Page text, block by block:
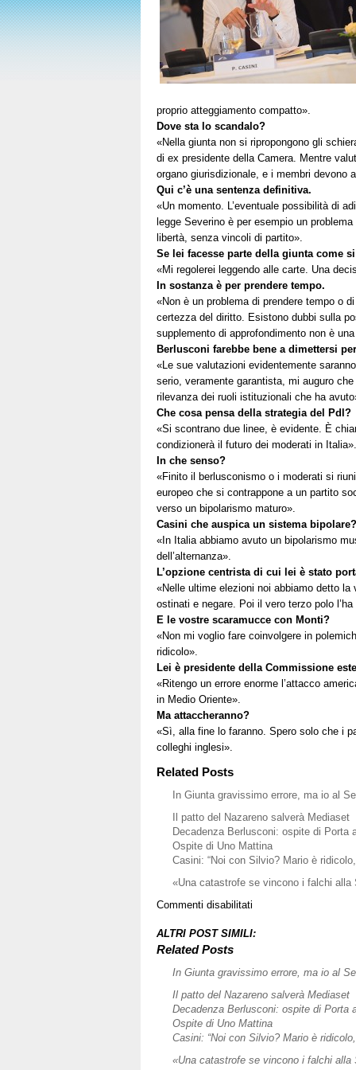
proprio atteggiamento compatto».
Dove sta lo scandalo?
«Nella giunta non si ripropongono gli
di ex presidente della Camera. Mentre
organo giurisdizionale, e i membri devono
Qui c’è una sentenza definitiva.
«Un momento. L’eventuale possibilità di
legge Severino è per esempio un
libertà, senza vincoli di partito».
Se lei facesse parte della giunta come
«Mi regolerei leggendo alle carte. Una
In sostanza è per prendere tempo.
«Non è un problema di prendere tempo o
certezza del diritto. Esistono dubbi sulla
supplemento di approfondimento non è
Berlusconi farebbe bene a dimettersi
«Le sue valutazioni evidentemente
serio, veramente garantista, mi auguro
rilevanza dei ruoli istituzionali che ha
Che cosa pensa della strategia del Pdl?
«Si scontrano due linee, è evidente. È
condizionerà il futuro dei moderati in Italia».
In che senso?
«Finito il berlusconismo o i moderati si
europeo che si contrappone a un partito
verso un bipolarismo maturo».
Casini che auspica un sistema bipolare?
«In Italia abbiamo avuto un bipolarismo
dell’alternanza».
L’opzione centrista di cui lei è stato
«Nelle ultime elezioni noi abbiamo detto
ostinati e negare. Poi il vero terzo polo
E le vostre scaramucce con Monti?
«Non mi voglio fare coinvolgere in
ridicolo».
Lei è presidente della Commissione
«Ritengo un errore enorme l’attacco
in Medio Oriente».
Ma attaccheranno?
«Sì, alla fine lo faranno. Spero solo che i
colleghi inglesi».
Related Posts
In Giunta gravissimo errore, ma io al
Il patto del Nazareno salverà Mediaset
Decadenza Berlusconi: ospite di Porta
Ospite di Uno Mattina
Casini: “Noi con Silvio? Mario è
«Una catastrofe se vincono i falchi alla
Commenti disabilitati
chiede
di
coscienza
«La
giunta
non
una
ALTRI POST SIMILI:
Related Posts
In Giunta gravissimo errore, ma io al
Il patto del Nazareno salverà Mediaset
Decadenza Berlusconi: ospite di Porta
Ospite di Uno Mattina
Casini: “Noi con Silvio? Mario è
«Una catastrofe se vincono i falchi alla